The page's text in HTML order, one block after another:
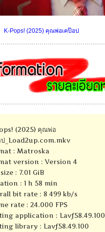
K-Pops! (2025) คุณพ่อเคป๊อป
(2025) คุณพ่อ
ป_Load2up.com.mkv
: Matroska
version : Version 4
: 7.01 GiB
: 1 h 58 min
bit rate : 8 499 kb/s
rate : 24.000 FPS
application : Lavf58.49.100
library : Lavf58.49.100